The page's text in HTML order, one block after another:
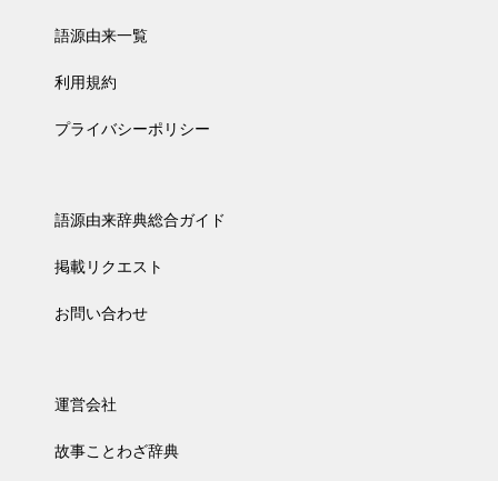
語源由来一覧
利用規約
プライバシーポリシー
語源由来辞典総合ガイド
掲載リクエスト
お問い合わせ
運営会社
故事ことわざ辞典